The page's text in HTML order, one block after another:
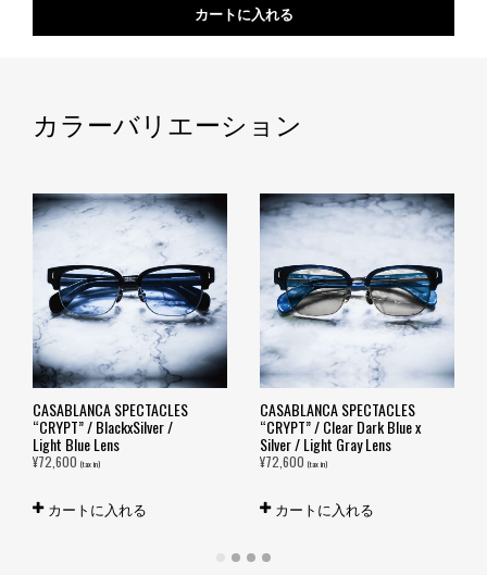
カートに入れる
カラーバリエーション
CASABLANCA SPECTACLES
“CRYPT” / BlackxSilver /
Light Blue Lens
¥72,600 (tax in)
カートに入れる
CASABLANCA SPECTACLES
“CRYPT” / Clear Dark Blue x
Silver / Light Gray Lens
¥72,600 (tax in)
カートに入れる